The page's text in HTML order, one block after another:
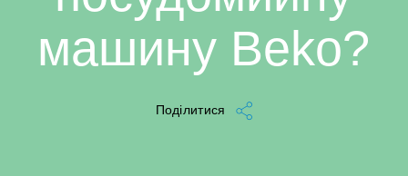
машину Beko?
Поділитися